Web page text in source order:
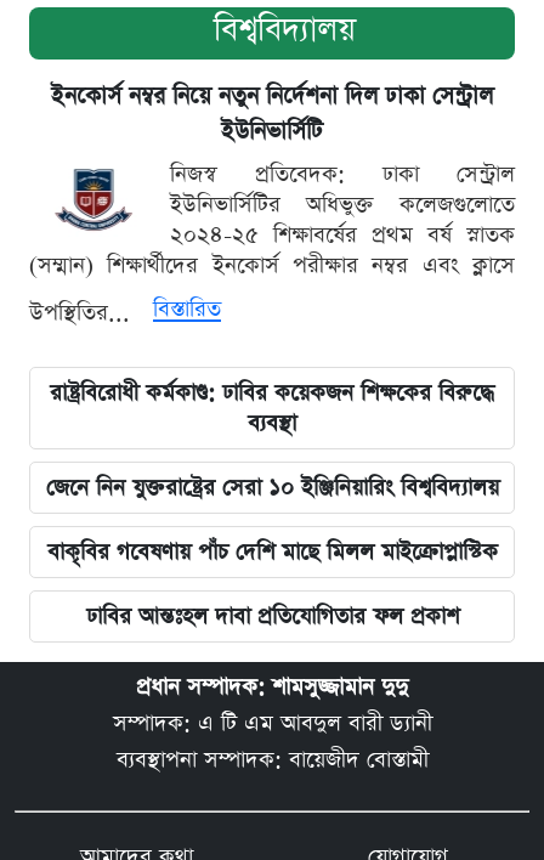
বিশ্ববিদ্যালয়
ইনকোর্স নম্বর নিয়ে নতুন নির্দেশনা দিল ঢাকা সেন্ট্রাল
ইউনিভার্সিটি
নিজস্ব প্রতিবেদক: ঢাকা সেন্ট্রাল
ইউনিভার্সিটির অধিভুক্ত কলেজগুলোতে
২০২৪-২৫ শিক্ষাবর্ষের প্রথম বর্ষ স্নাতক
(সম্মান) শিক্ষার্থীদের ইনকোর্স পরীক্ষার নম্বর এবং ক্লাসে
উপস্থিতির...
বিস্তারিত
রাষ্ট্রবিরোধী কর্মকাণ্ড: ঢাবির কয়েকজন শিক্ষকের বিরুদ্ধে
ব্যবস্থা
জেনে নিন যুক্তরাষ্ট্রের সেরা ১০ ইঞ্জিনিয়ারিং বিশ্ববিদ্যালয়
বাকৃবির গবেষণায় পাঁচ দেশি মাছে মিলল মাইক্রোপ্লাস্টিক
ঢাবির আন্তঃহল দাবা প্রতিযোগিতার ফল প্রকাশ
প্রধান সম্পাদক: শামসুজ্জামান দুদু
সম্পাদক: এ টি এম আবদুল বারী ড্যানী
ব্যবস্থাপনা সম্পাদক: বায়েজীদ বোস্তামী